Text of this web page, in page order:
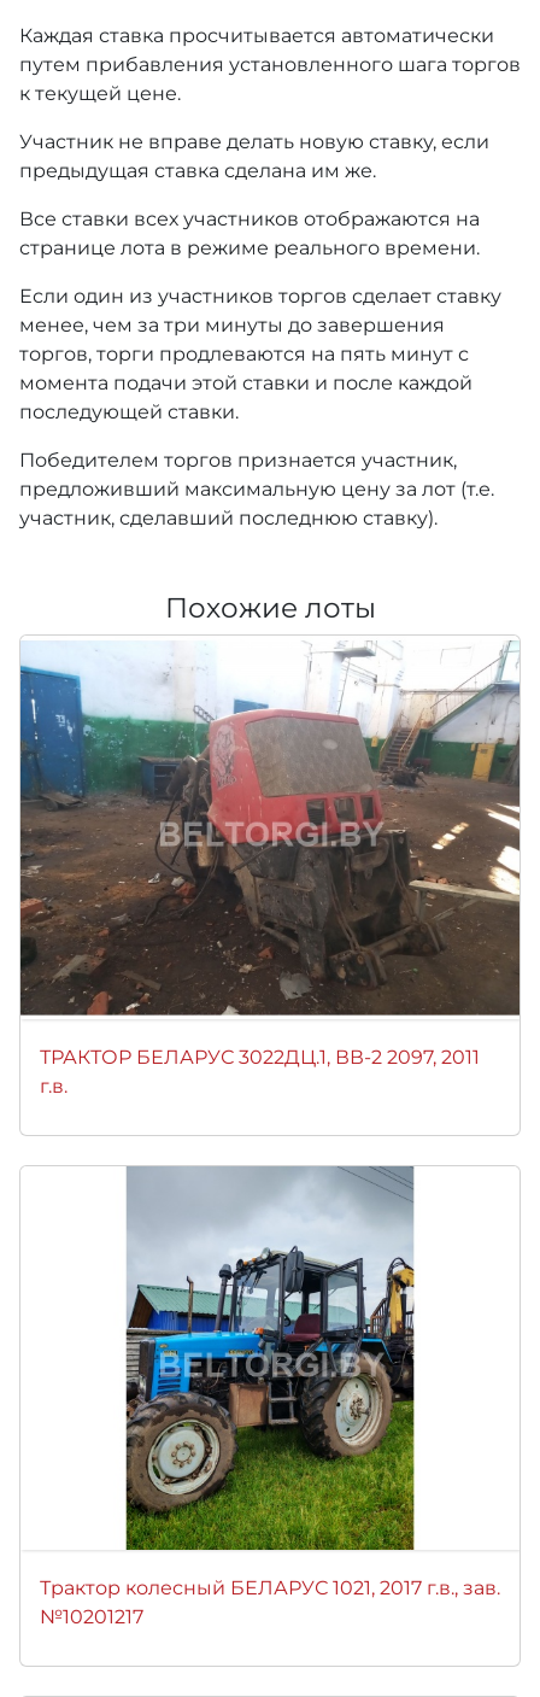
Каждая ставка просчитывается автоматически
путем прибавления установленного шага торгов
к текущей цене.
Участник не вправе делать новую ставку, если
предыдущая ставка сделана им же.
Все ставки всех участников отображаются на
странице лота в режиме реального времени.
Если один из участников торгов сделает ставку
менее, чем за три минуты до завершения
торгов, торги продлеваются на пять минут с
момента подачи этой ставки и после каждой
последующей ставки.
Победителем торгов признается участник,
предложивший максимальную цену за лот (т.е.
участник, сделавший последнюю ставку).
Похожие лоты
ТРАКТОР БЕЛАРУС 3022ДЦ.1, ВВ-2 2097, 2011
г.в.
Трактор колесный БЕЛАРУС 1021, 2017 г.в., зав.
№10201217